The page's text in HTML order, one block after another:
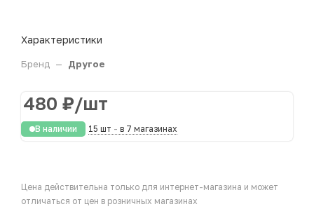
Характеристики
Бренд — Другое
480 ₽/шт
В наличии 15 шт - в 7 магазинах
Цена действительна только для интернет-магазина и может
отличаться от цен в розничных магазинах